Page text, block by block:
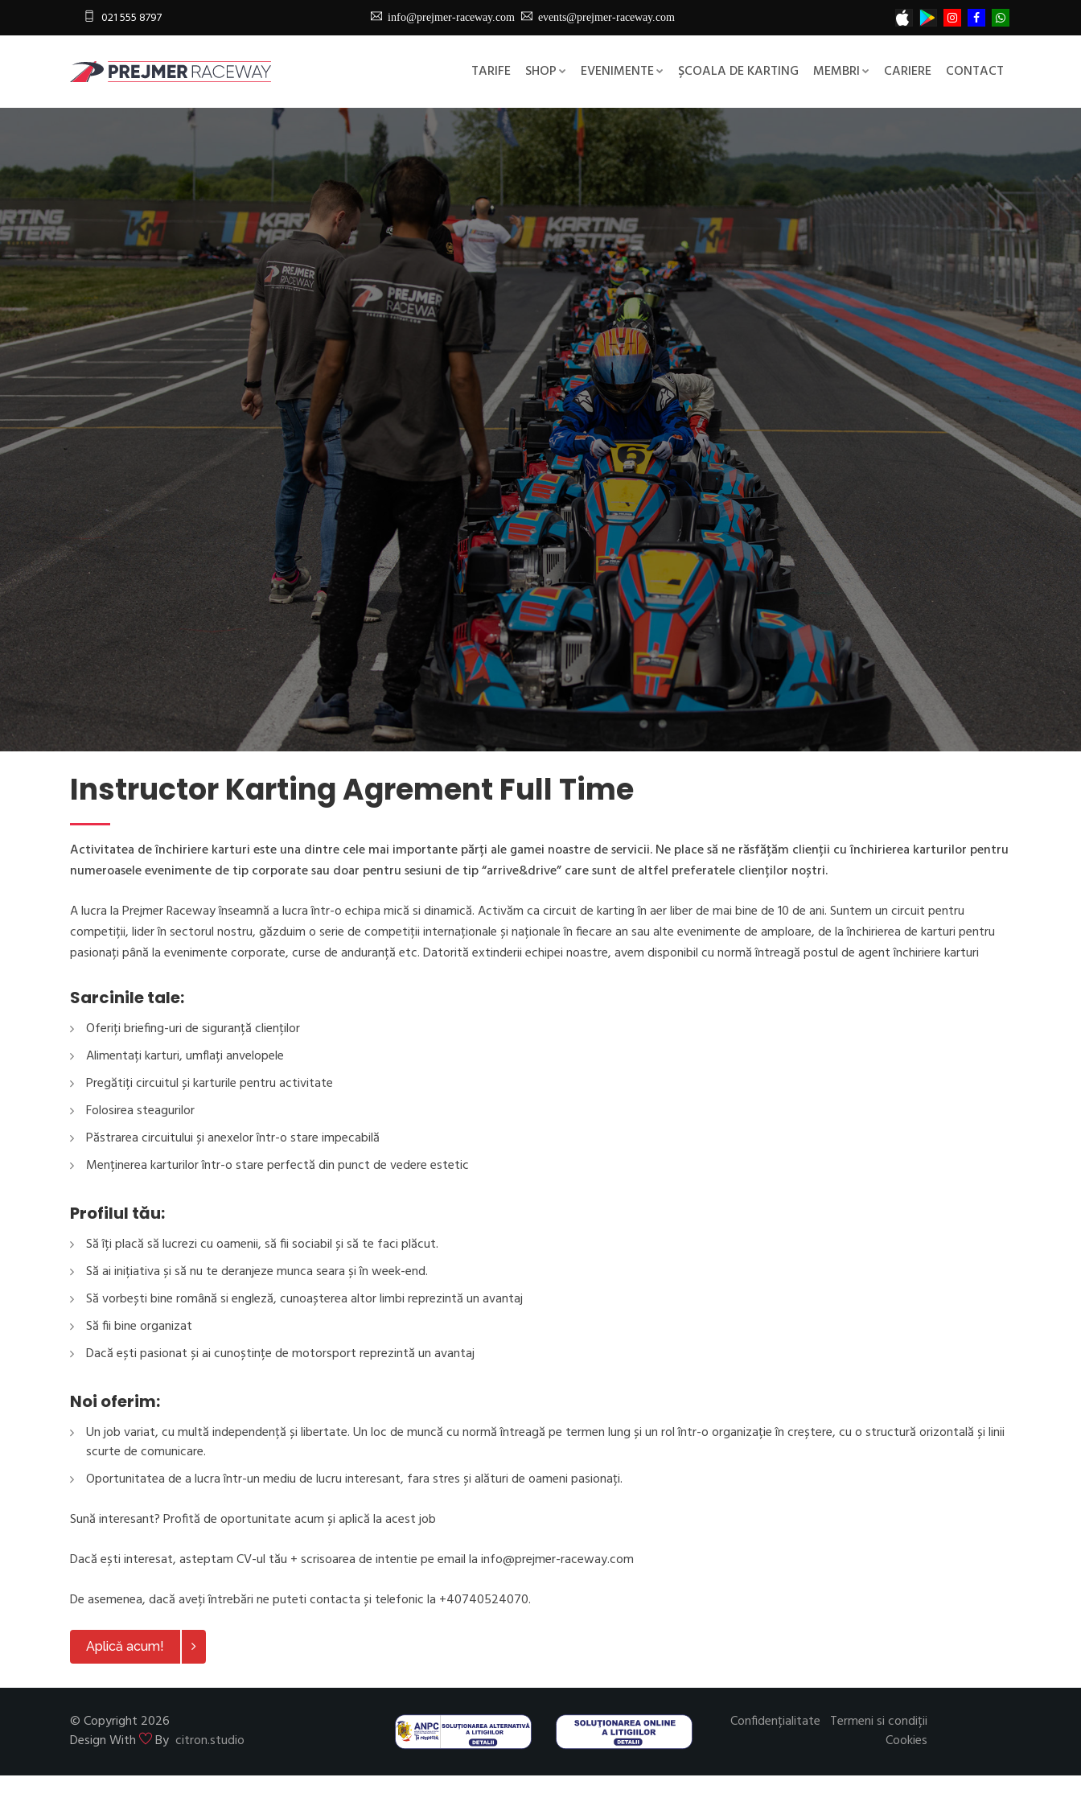
021 555 8797 info@prejmer-raceway.com events@prejmer-raceway.com
TARIFE SHOP EVENIMENTE ȘCOALA DE KARTING MEMBRI CARIERE CONTACT
Instructor Karting Agrement Full Time
Activitatea de închiriere karturi este una dintre cele mai importante părți ale gamei noastre de servicii. Ne place să ne răsfățăm clienții cu închirierea karturilor pentru
numeroasele evenimente de tip corporate sau doar pentru sesiuni de tip “arrive&drive” care sunt de altfel preferatele clienților noștri.
A lucra la Prejmer Raceway înseamnă a lucra într-o echipa mică si dinamică. Activăm ca circuit de karting în aer liber de mai bine de 10 de ani. Suntem un circuit pentru
competiții, lider în sectorul nostru, găzduim o serie de competiții internaționale și naționale în fiecare an sau alte evenimente de amploare, de la închirierea de karturi pentru
pasionați până la evenimente corporate, curse de anduranță etc. Datorită extinderii echipei noastre, avem disponibil cu normă întreagă postul de agent închiriere karturi
Sarcinile tale:
Oferiți briefing-uri de siguranță clienților
Alimentați karturi, umflați anvelopele
Pregătiți circuitul și karturile pentru activitate
Folosirea steagurilor
Păstrarea circuitului și anexelor într-o stare impecabilă
Menținerea karturilor într-o stare perfectă din punct de vedere estetic
Profilul tău:
Să îți placă să lucrezi cu oamenii, să fii sociabil și să te faci plăcut.
Să ai inițiativa și să nu te deranjeze munca seara și în week-end.
Să vorbești bine română si engleză, cunoașterea altor limbi reprezintă un avantaj
Să fii bine organizat
Dacă ești pasionat și ai cunoștințe de motorsport reprezintă un avantaj
Noi oferim:
Un job variat, cu multă independență și libertate. Un loc de muncă cu normă întreagă pe termen lung și un rol într-o organizație în creștere, cu o structură orizontală și linii
scurte de comunicare.
Oportunitatea de a lucra într-un mediu de lucru interesant, fara stres și alături de oameni pasionați.
Sună interesant? Profită de oportunitate acum și aplică la acest job
Dacă ești interesat, asteptam CV-ul tău + scrisoarea de intentie pe email la info@prejmer-raceway.com
De asemenea, dacă aveți întrebări ne puteti contacta și telefonic la +40740524070.
Aplică acum!
© Copyright 2026
Design With
By citron.studio
Confidențialitate Termeni si condiții
Cookies